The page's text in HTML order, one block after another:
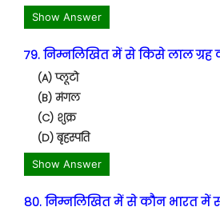
Show Answer
79. निम्नलिखित में से किसे लाल ग्रह
(A) प्लूटो
(B) मंगल
(C) शुक्र
(D) बृहस्पति
Show Answer
80. निम्नलिखित में से कौन भारत में